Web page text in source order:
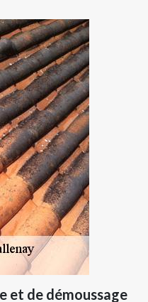
et de démoussage